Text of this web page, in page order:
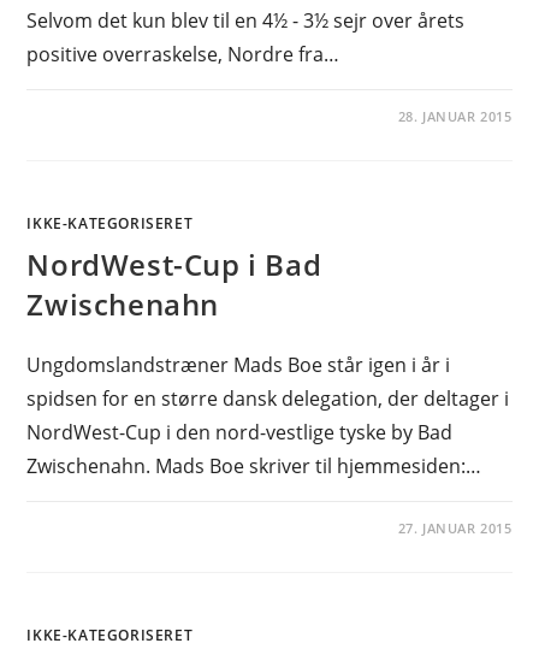
Selvom det kun blev til en 4½ - 3½ sejr over årets
positive overraskelse, Nordre fra…
28. JANUAR 2015
IKKE-KATEGORISERET
NordWest-Cup i Bad
Zwischenahn
Ungdomslandstræner Mads Boe står igen i år i
spidsen for en større dansk delegation, der deltager i
NordWest-Cup i den nord-vestlige tyske by Bad
Zwischenahn. Mads Boe skriver til hjemmesiden:…
27. JANUAR 2015
IKKE-KATEGORISERET